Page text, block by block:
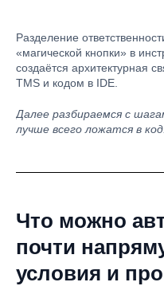
Разделение
«магической кнопки» в
создаётся архитектурная
TMS и кодом в IDE.
Далее разбираемся с
лучше всего ложатся в код.
Что можно
почти
условия и